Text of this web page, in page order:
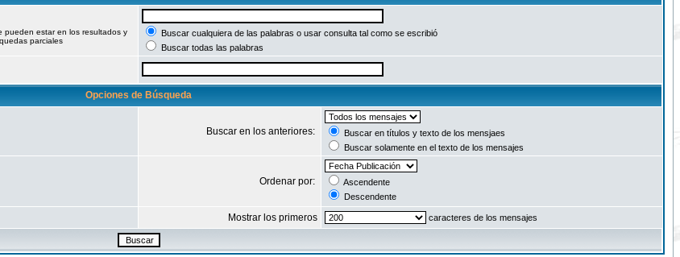
pueden estar en los resultados y
parciales
Buscar cualquiera de las palabras o usar consulta tal como se escribió
Buscar todas las palabras
Opciones de Búsqueda
Buscar en los anteriores:
Buscar en títulos y texto de los mensjaes
Buscar solamente en el texto de los mensajes
Ordenar por:
Ascendente
Descendente
Mostrar los primeros caracteres de los mensajes